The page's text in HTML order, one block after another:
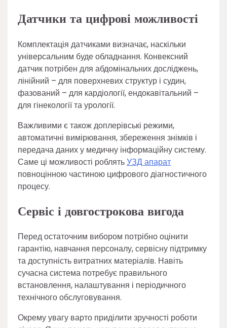
Датчики та цифрові можливості
Комплектація датчиками визначає, наскільки
універсальним буде обладнання. Конвексний
датчик потрібен для абдомінальних досліджень,
лінійний – для поверхневих структур і судин,
фазований – для кардіології, ендокавітальний –
для гінекології та урології.
Важливими є також доплерівські режими,
автоматичні вимірювання, збереження знімків і
передача даних у медичну інформаційну систему.
Саме ці можливості роблятьУЗД апарат
повноцінною частиною цифрового діагностичного
процесу.
Сервіс і довгострокова вигода
Перед остаточним вибором потрібно оцінити
гарантію, навчання персоналу, сервісну підтримку
та доступність витратних матеріалів. Навіть
сучасна система потребує правильного
встановлення, налаштування і періодичного
технічного обслуговування.
Окрему увагу варто приділити зручності роботи